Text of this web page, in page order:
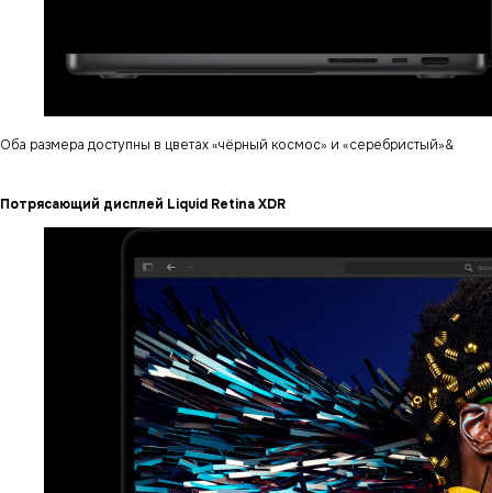
Оба размера доступны в цветах «чёрный космос» и «серебристый»&
Потрясающий дисплей Liquid Retina XDR